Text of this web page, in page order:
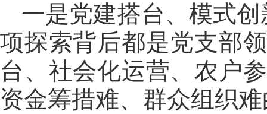
一是党建搭台、模式
项探索背后都是党支部
台、社会化运营、农户
资金筹措难、群众组织